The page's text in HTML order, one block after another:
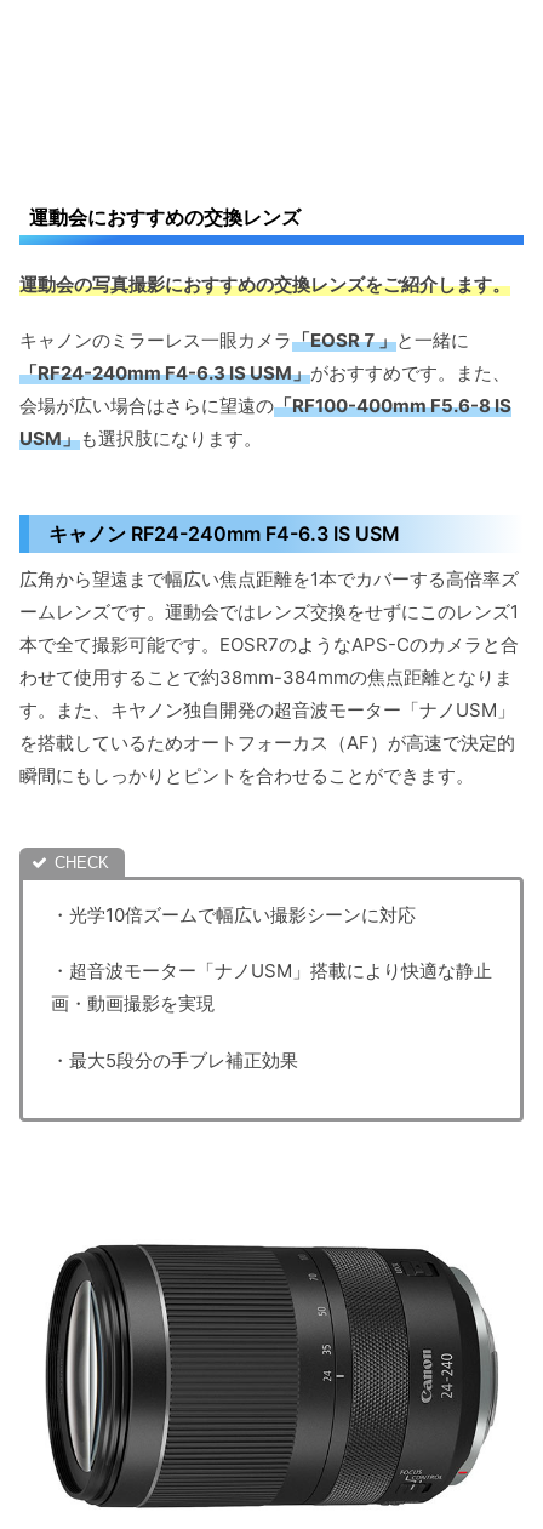
運動会におすすめの交換レンズ
運動会の写真撮影におすすめの交換レンズをご紹介します。
キャノンのミラーレス一眼カメラ「EOSR７」と一緒に
「RF24-240mm F4-6.3 IS USM」がおすすめです。また、
会場が広い場合はさらに望遠の「RF100-400mm F5.6-8 IS
USM」も選択肢になります。
キャノン RF24-240mm F4-6.3 IS USM
広角から望遠まで幅広い焦点距離を1本でカバーする高倍率ズ
ームレンズです。運動会ではレンズ交換をせずにこのレンズ1
本で全て撮影可能です。EOSR7のようなAPS-Cのカメラと合
わせて使用することで約38mm-384mmの焦点距離となりま
す。また、キヤノン独自開発の超音波モーター「ナノUSM」
を搭載しているためオートフォーカス（AF）が高速で決定的
瞬間にもしっかりとピントを合わせることができます。
・光学10倍ズームで幅広い撮影シーンに対応
・超音波モーター「ナノUSM」搭載により快適な静止
画・動画撮影を実現
・最大5段分の手ブレ補正効果